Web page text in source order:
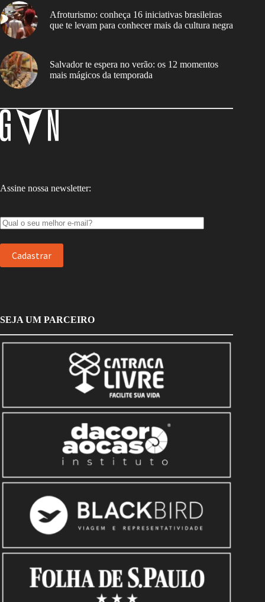
Afroturismo: conheça 16 iniciativas brasileiras
que te levam para conhecer mais da cultura negra
Salvador te espera no verão: os 12 momentos
mais mágicos da temporada
Assine nossa newsletter:
SEJA UM PARCEIRO